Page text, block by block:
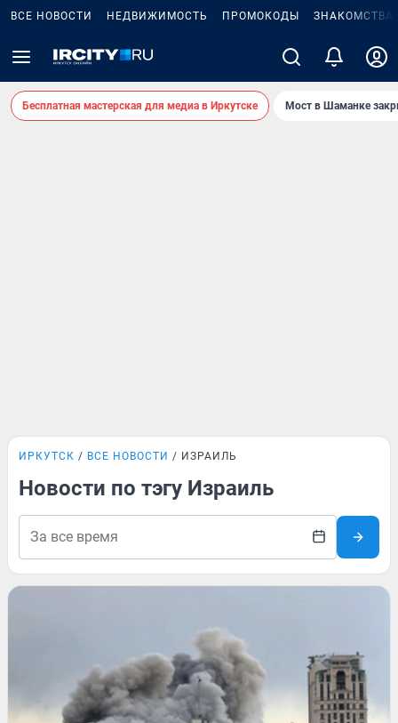
ВСЕ НОВОСТИ НЕДВИЖИМОСТЬ ПРОМОКОДЫ ЗНАКОМСТВА
Бесплатная мастерская для медиа в Иркутске Мост в Шаманке
ИРКУТСК ВСЕ НОВОСТИ ИЗРАИЛЬ
Новости по тэгу Израиль